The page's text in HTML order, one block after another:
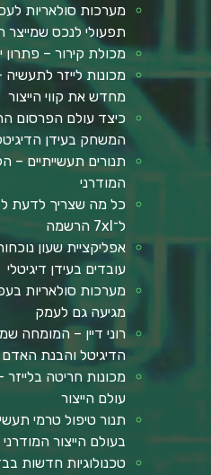
מערכות סולאריות
תפעולי לנכס שמייצר
מכולת קירור – פתרון
מכונות לייזר לתעשיה
מחדש את קווי הייצור
כיצד עולם הפרסום
המשחק בעידן הדיגיטלי
תנורים תעשייתיים –
המודרני
כל מה שצריך לדעת
ל־7xl הרשמה
אפליקציית שעון
עובדים בעידן דיגיטלי
מערכות סולאריות
מגיעה גם לעמק
רוני דיין – המומחה
הדיגיטל והבנת האדם
מכונות חריטה
עולם הייצור
תנור טיפול טרמי
בעולם הייצור המודרני
טכנולוגיות חדשות